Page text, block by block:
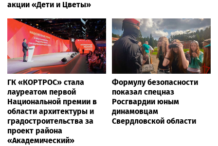
акции «Дети и Цветы»
ГК «КОРТРОС» стала
лауреатом первой
Национальной премии в
области архитектуры и
градостроительства за
проект района
«Академический»
Формулу безопасности
показал спецназ
Росгвардии юным
динамовцам
Свердловской области